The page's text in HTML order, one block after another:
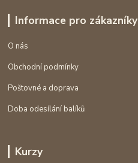
Informace pro zákazníky
O nás
Obchodní podmínky
Poštovné a doprava
Doba odesílání balíků
Kurzy